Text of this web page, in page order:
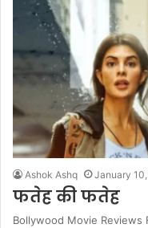
Ashok Ashq January
फतेह की फतेह
Bollywood Movie Reviews